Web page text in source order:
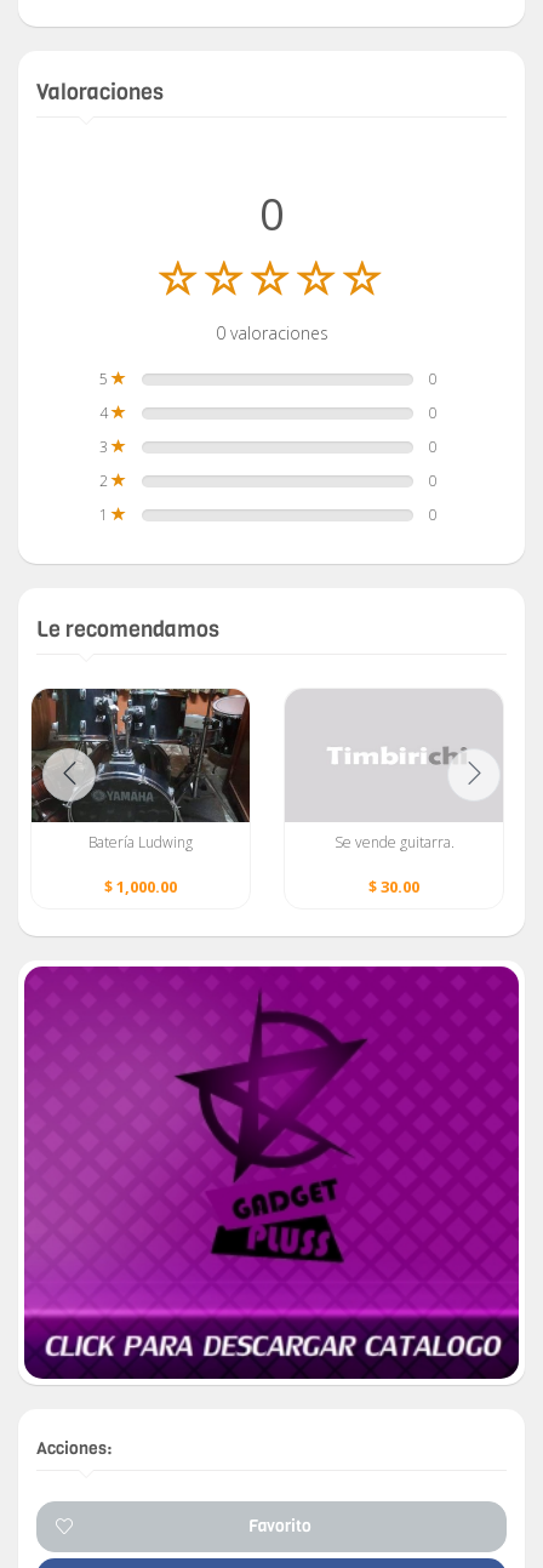
Valoraciones
0
0 valoraciones
5
0
4
0
3
0
2
0
1
0
Le recomendamos
Batería Ludwing
$ 1,000.00
Se vende guitarra.
$ 30.00
Acciones:
Favorito